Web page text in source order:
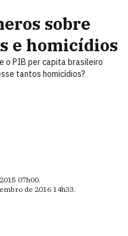
sobre
e homicídios
o PIB per capita brasileiro
tantos homicídios?
07h00.
de 2016 14h33.